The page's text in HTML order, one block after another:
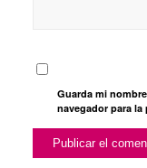
Guarda mi
navegador para